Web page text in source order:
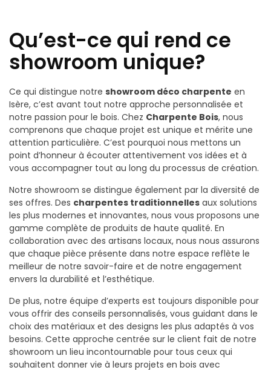
Qu’est-ce qui rend ce
showroom unique?
Ce qui distingue notre showroom déco charpente en
Isère, c’est avant tout notre approche personnalisée et
notre passion pour le bois. Chez Charpente Bois, nous
comprenons que chaque projet est unique et mérite une
attention particulière. C’est pourquoi nous mettons un
point d’honneur à écouter attentivement vos idées et à
vous accompagner tout au long du processus de création.
Notre showroom se distingue également par la diversité de
ses offres. Des charpentes traditionnelles aux solutions
les plus modernes et innovantes, nous vous proposons une
gamme complète de produits de haute qualité. En
collaboration avec des artisans locaux, nous nous assurons
que chaque pièce présente dans notre espace reflète le
meilleur de notre savoir-faire et de notre engagement
envers la durabilité et l’esthétique.
De plus, notre équipe d’experts est toujours disponible pour
vous offrir des conseils personnalisés, vous guidant dans le
choix des matériaux et des designs les plus adaptés à vos
besoins. Cette approche centrée sur le client fait de notre
showroom un lieu incontournable pour tous ceux qui
souhaitent donner vie à leurs projets en bois avec